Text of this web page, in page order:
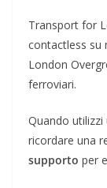
Transport for
contactless su
London
ferroviari.
Quando
ricordare una
supporto per